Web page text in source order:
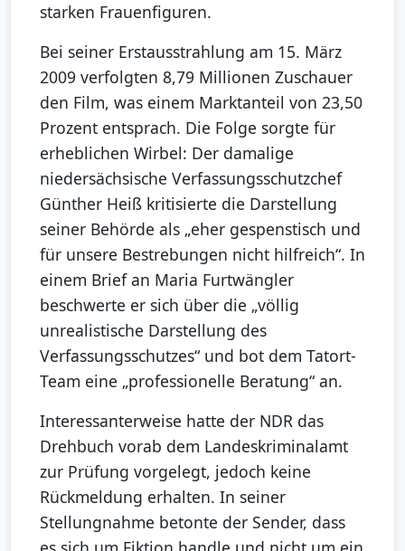
starken Frauenfiguren.
Bei seiner Erstausstrahlung am 15. März
2009 verfolgten 8,79 Millionen Zuschauer
den Film, was einem Marktanteil von 23,50
Prozent entsprach. Die Folge sorgte für
erheblichen Wirbel: Der damalige
niedersächsische Verfassungsschutzchef
Günther Heiß kritisierte die Darstellung
seiner Behörde als „eher gespenstisch und
für unsere Bestrebungen nicht hilfreich“. In
einem Brief an Maria Furtwängler
beschwerte er sich über die „völlig
unrealistische Darstellung des
Verfassungsschutzes“ und bot dem Tatort-
Team eine „professionelle Beratung“ an.
Interessanterweise hatte der NDR das
Drehbuch vorab dem Landeskriminalamt
zur Prüfung vorgelegt, jedoch keine
Rückmeldung erhalten. In seiner
Stellungnahme betonte der Sender, dass